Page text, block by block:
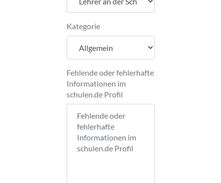
Kategorie
Fehlende oder fehlerhafte
Informationen im
schulen.de Profil